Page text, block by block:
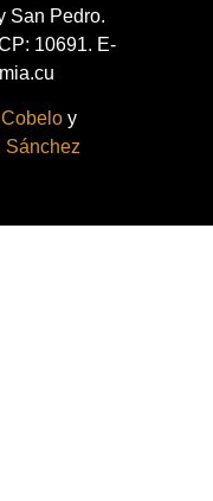
San Pedro.
10691. E-
y
Sánchez